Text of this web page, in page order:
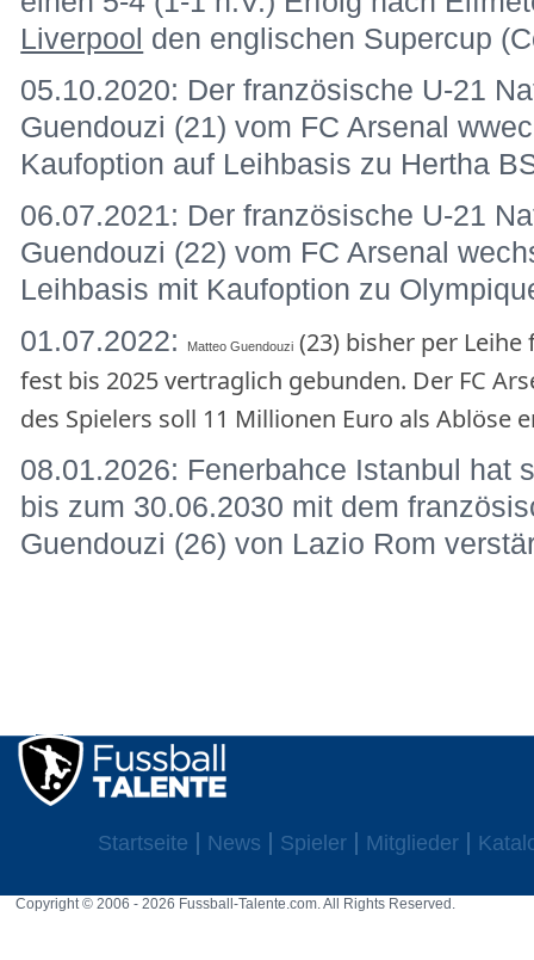
Liverpool den englischen Supercup
05.10.2020: Der französische U-21
Guendouzi (21) vom FC Arsenal
Kaufoption auf Leihbasis zu Hertha
06.07.2021: Der französische U-21
Guendouzi (22) vom FC Arsenal
Leihbasis mit Kaufoption zu
01.07.2022:
Matteo Guendouzi (23) bisher per
fest bis 2025 vertraglich gebunden. Der FC
des Spielers soll 11 Millionen Euro als Ablöse
08.01.2026: Fenerbahce Istanbul hat
bis zum 30.06.2030 mit dem
Guendouzi (26) von Lazio Rom
Startseite News Spieler Mitglieder
Copyright © 2006 - 2026 Fussball-Talente.com. All Rights Reserved.